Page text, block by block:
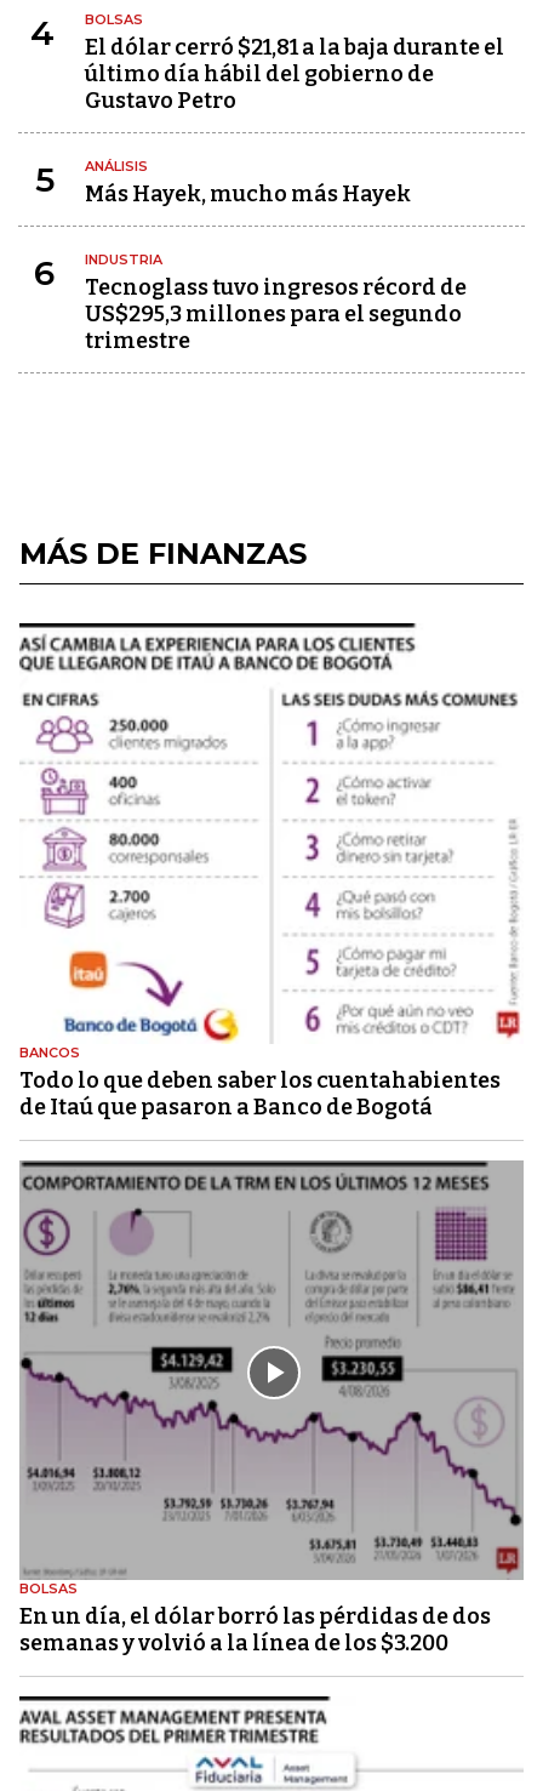
4 BOLSAS
El dólar cerró $21,81 a la baja durante el
último día hábil del gobierno de
Gustavo Petro
5 ANÁLISIS
Más Hayek, mucho más Hayek
6 INDUSTRIA
Tecnoglass tuvo ingresos récord de
US$295,3 millones para el segundo
trimestre
MÁS DE FINANZAS
BANCOS
Todo lo que deben saber los cuentahabientes
de Itaú que pasaron a Banco de Bogotá
BOLSAS
En un día, el dólar borró las pérdidas de dos
semanas y volvió a la línea de los $3.200